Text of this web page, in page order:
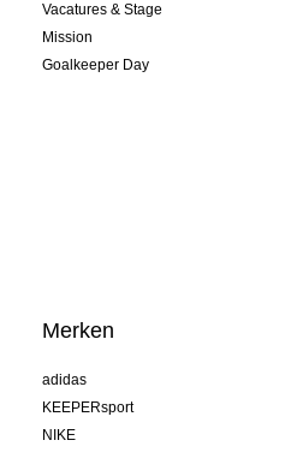
Vacatures & Stage
Mission
Goalkeeper Day
Merken
adidas
KEEPERsport
NIKE